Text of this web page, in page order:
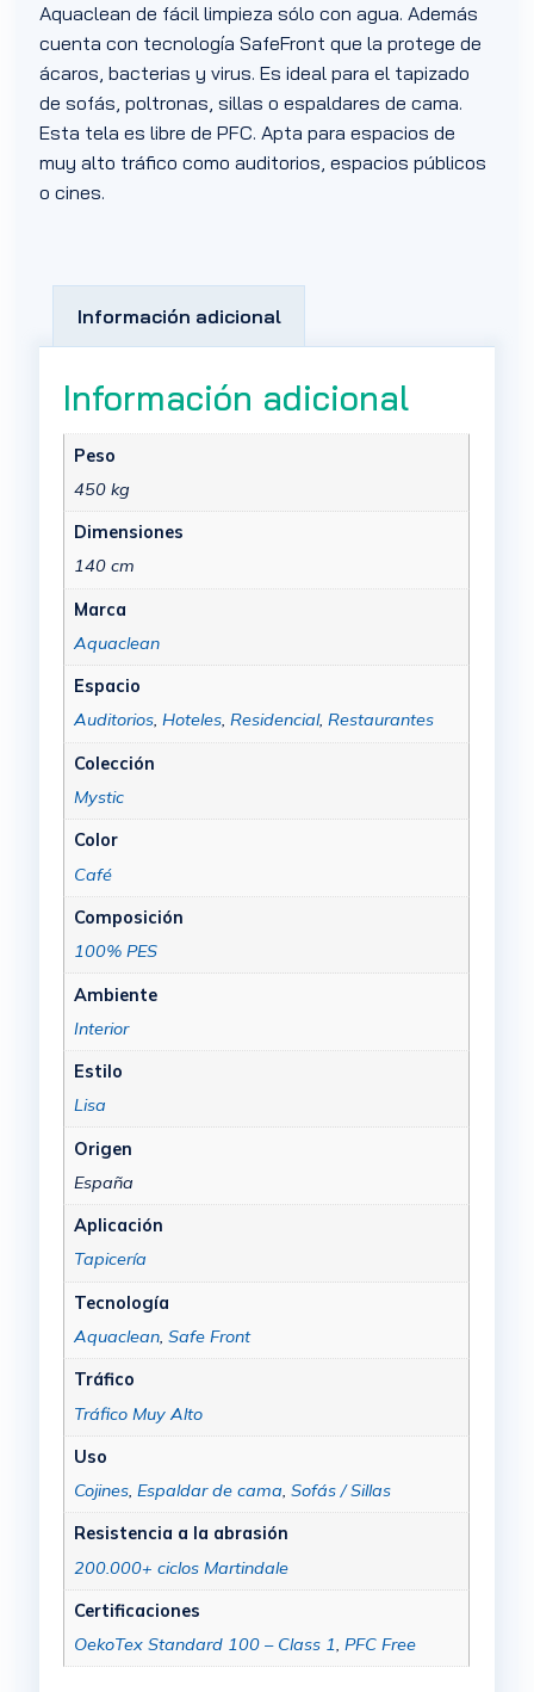
Aquaclean de fácil limpieza sólo con agua. Además
cuenta con tecnología SafeFront que la protege de
ácaros, bacterias y virus. Es ideal para el tapizado
de sofás, poltronas, sillas o espaldares de cama.
Esta tela es libre de PFC. Apta para espacios de
muy alto tráfico como auditorios, espacios públicos
o cines.
Información adicional
Información adicional
Peso
450 kg
Dimensiones
140 cm
Marca
Aquaclean
Espacio
Auditorios, Hoteles, Residencial, Restaurantes
Colección
Mystic
Color
Café
Composición
100% PES
Ambiente
Interior
Estilo
Lisa
Origen
España
Aplicación
Tapicería
Tecnología
Aquaclean, Safe Front
Tráfico
Tráfico Muy Alto
Uso
Cojines, Espaldar de cama, Sofás / Sillas
Resistencia a la abrasión
200.000+ ciclos Martindale
Certificaciones
OekoTex Standard 100 – Class 1, PFC Free